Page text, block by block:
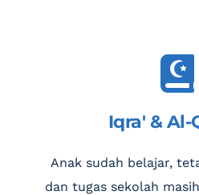
Iqra' & Al-
Anak sudah belajar,
dan tugas sekolah